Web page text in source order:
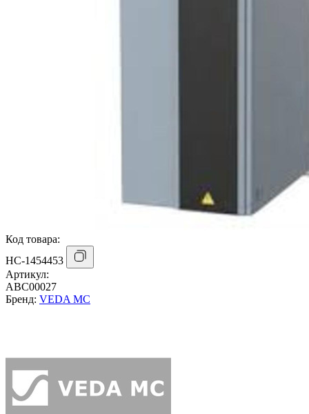
Код товара:
НС-1454453
Артикул:
ABC00027
Бренд: VEDA MC